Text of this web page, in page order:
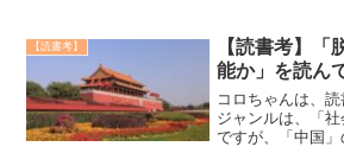
た。30年以上停
までの総理大臣も
【読書考】
【読書考】「
能か」を読ん
コロちゃんは、
ジャンルは、「社
ですが、「中国